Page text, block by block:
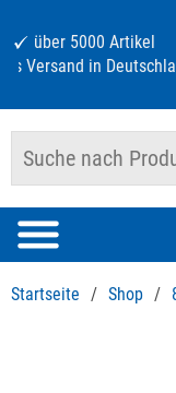
über 5000 Artikel
Versand in
Startseite / Shop /